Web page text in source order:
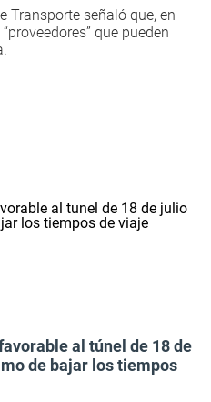
Transporte señaló que, en
que pueden
al túnel de 18 de
de bajar los tiempos